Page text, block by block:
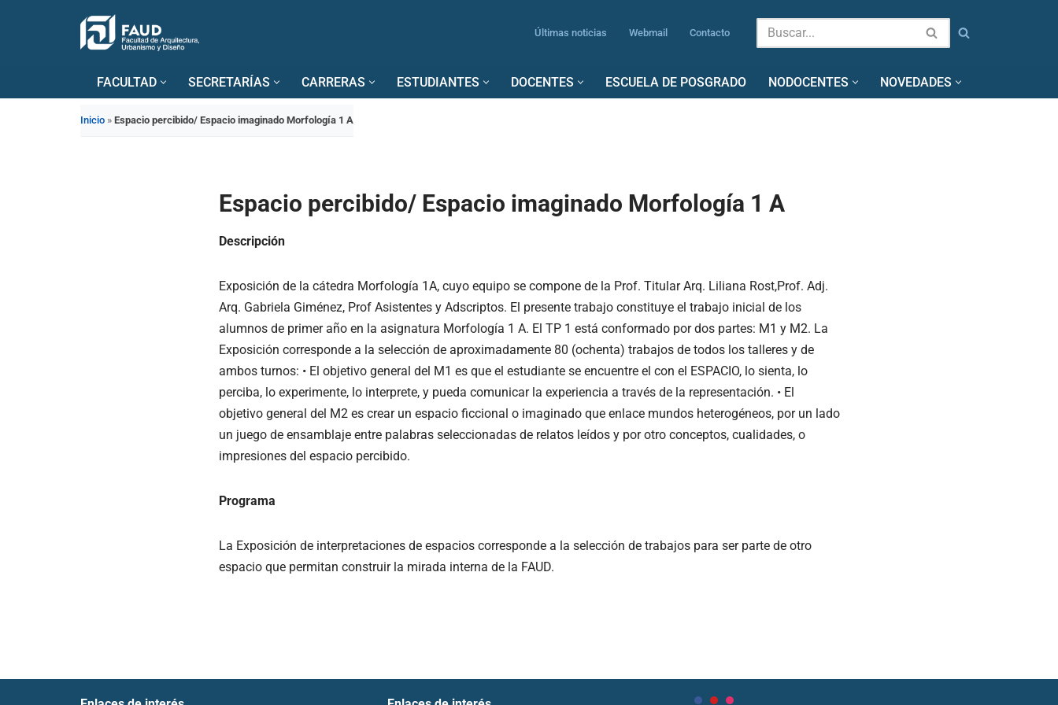
Últimas noticias Webmail Contacto
FACULTAD SECRETARÍAS CARRERAS ESTUDIANTES DOCENTES ESCUELA DE POSGRADO NODOCENTES NOVEDADES
Inicio » Espacio percibido/ Espacio imaginado Morfología 1 A
Espacio percibido/ Espacio imaginado Morfología 1 A
Descripción
Exposición de la cátedra Morfología 1A, cuyo equipo se compone de la Prof. Titular Arq. Liliana Rost,Prof. Adj.
Arq. Gabriela Giménez, Prof Asistentes y Adscriptos. El presente trabajo constituye el trabajo inicial de los
alumnos de primer año en la asignatura Morfología 1 A. El TP 1 está conformado por dos partes: M1 y M2. La
Exposición corresponde a la selección de aproximadamente 80 (ochenta) trabajos de todos los talleres y de
ambos turnos: • El objetivo general del M1 es que el estudiante se encuentre el con el ESPACIO, lo sienta, lo
perciba, lo experimente, lo interprete, y pueda comunicar la experiencia a través de la representación. • El
objetivo general del M2 es crear un espacio ficcional o imaginado que enlace mundos heterogéneos, por un lado
un juego de ensamblaje entre palabras seleccionadas de relatos leídos y por otro conceptos, cualidades, o
impresiones del espacio percibido.
Programa
La Exposición de interpretaciones de espacios corresponde a la selección de trabajos para ser parte de otro
espacio que permitan construir la mirada interna de la FAUD.